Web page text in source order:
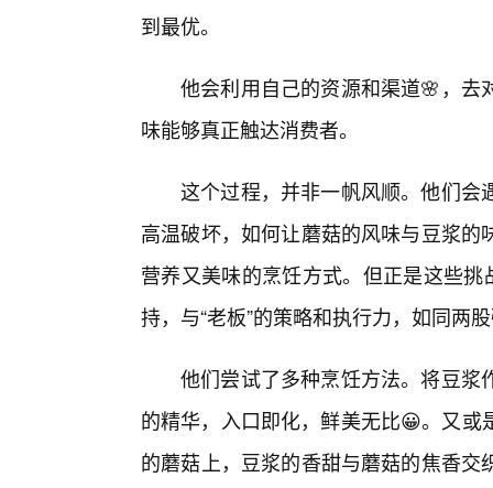
到最优。
他会利用自己的资源和渠道🌸，去
味能够真正触达消费者。
这个过程，并非一帆风顺。他们会
高温破坏，如何让蘑菇的风味与豆浆
营养又美味的烹饪方式。但正是这些
持，与“老板”的策略和执行力，如同两
他们尝试了多种烹饪方法。将豆浆
的精华，入口即化，鲜美无比😀。又
的蘑菇上，豆浆的香甜与蘑菇的焦香